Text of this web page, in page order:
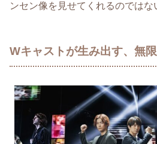
ンセン像を見せてくれるのではな
Wキャストが生み出す、無